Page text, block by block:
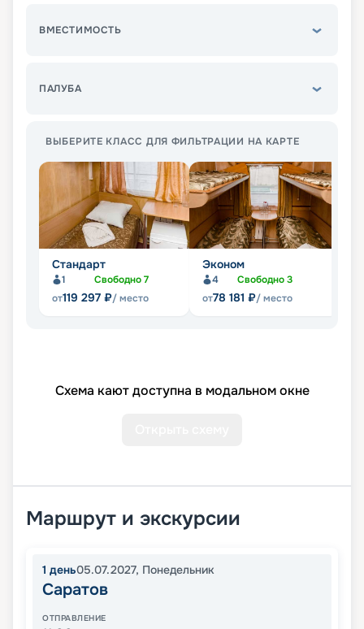
ВМЕСТИМОСТЬ
ПАЛУБА
ВЫБЕРИТЕ КЛАСС ДЛЯ ФИЛЬТРАЦИИ НА КАРТЕ
Стандарт
1 Свободно7
от119 297 ₽/ место
Эконом
4 Свободно3
от78 181 ₽/ место
Схема кают доступна в модальном окне
Маршрут и экскурсии
1 день05.07.2027, Понедельник
Саратов
ОТПРАВЛЕНИЕ